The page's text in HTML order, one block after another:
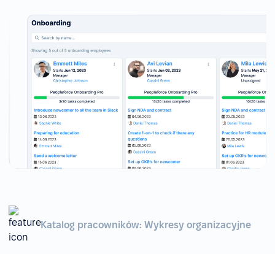
Katalog pracowników: Wykresy organizacyjne